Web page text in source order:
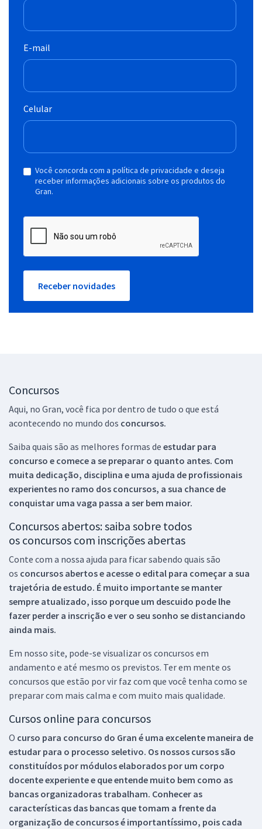
E-mail
Celular
Você concorda com a política de privacidade e deseja
receber informações adicionais sobre os produtos do
Gran.
Receber novidades
Concursos
Aqui, no Gran, você fica por dentro de tudo o que está
acontecendo no mundo dos concursos.
Saiba quais são as melhores formas de estudar para
concurso e comece a se preparar o quanto antes. Com
muita dedicação, disciplina e uma ajuda de profissionais
experientes no ramo dos concursos, a sua chance de
conquistar uma vaga passa a ser bem maior.
Concursos abertos: saiba sobre todos
os concursos com inscrições abertas
Conte com a nossa ajuda para ficar sabendo quais são
os concursos abertos e acesse o edital para começar a sua
trajetória de estudo. É muito importante se manter
sempre atualizado, isso porque um descuido pode lhe
fazer perder a inscrição e ver o seu sonho se distanciando
ainda mais.
Em nosso site, pode-se visualizar os concursos em
andamento e até mesmo os previstos. Ter em mente os
concursos que estão por vir faz com que você tenha como se
preparar com mais calma e com muito mais qualidade.
Cursos online para concursos
O curso para concurso do Gran é uma excelente maneira de
estudar para o processo seletivo. Os nossos cursos são
constituídos por módulos elaborados por um corpo
docente experiente e que entende muito bem como as
bancas organizadoras trabalham. Conhecer as
características das bancas que tomam a frente da
organização de concursos é importantíssimo, pois cada